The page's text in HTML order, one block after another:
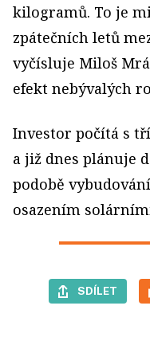
kilogramů. To je
zpátečních letů
vyčísluje Miloš
efekt nebývalých
Investor počítá s
a již dnes plánuje
podobě
osazením
SDÍLET